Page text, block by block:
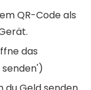
QR-Code als
das
senden')